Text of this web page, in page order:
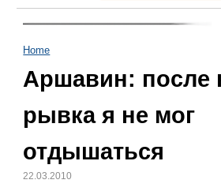
Home
Аршавин: после
рывка я не мог
отдышаться
22.03.2010